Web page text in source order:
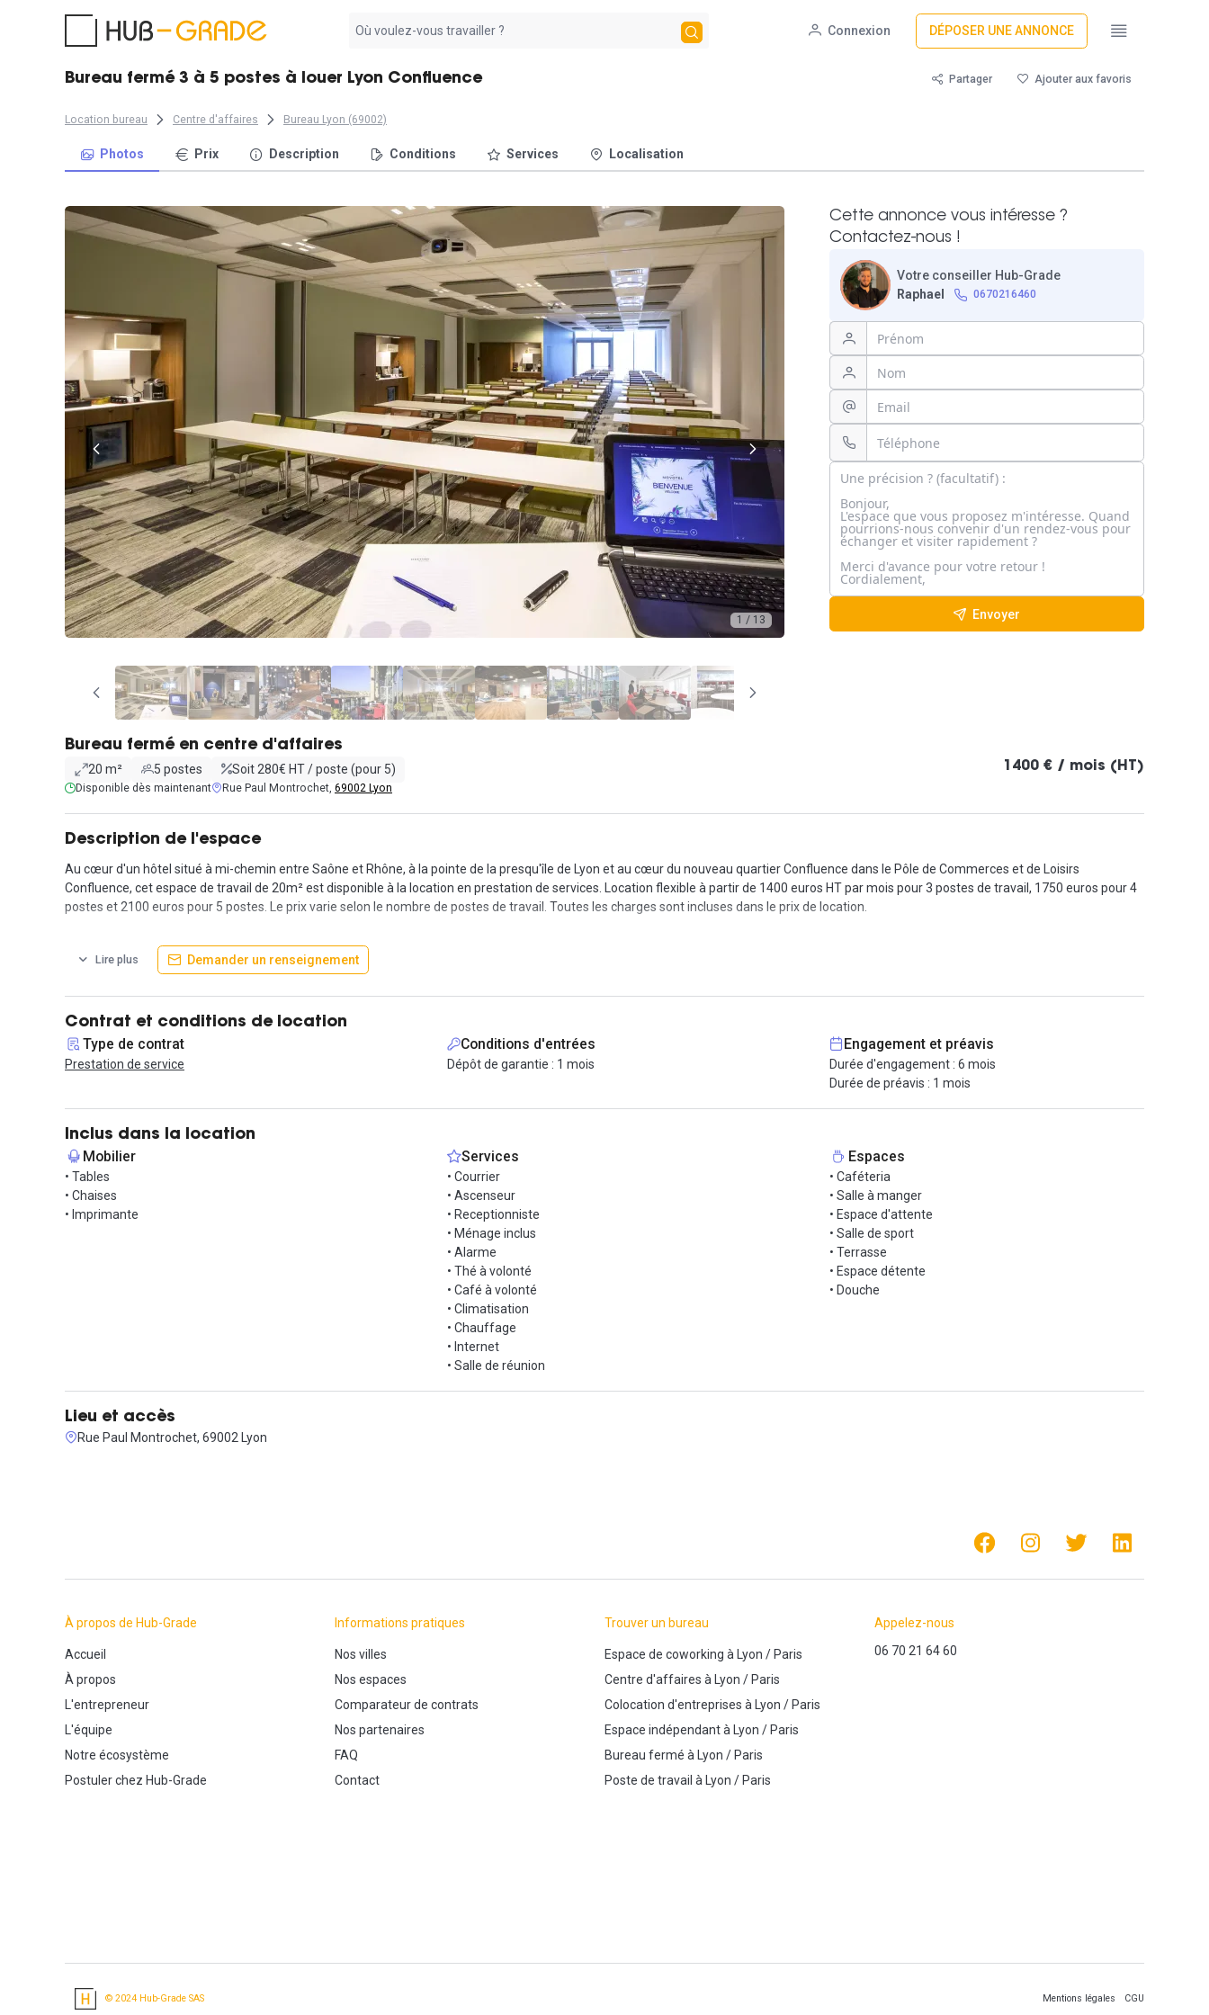
résultat
Connexion DÉPOSER UNE ANNONCE
Bureau fermé 3 à 5 postes à louer Lyon Confluence Partager Ajouter aux favoris
Location bureau Centre d'affaires Bureau Lyon (69002)
Photos Prix Description Conditions Services Localisation
1 / 13
Cette annonce vous intéresse ?
Contactez-nous !
Votre conseiller Hub-Grade
Raphael
0670216460
Envoyer
Bureau fermé en centre d'affaires
20 m² 5 postes Soit 280€ HT / poste (pour 5)
Disponible dès maintenant Rue Paul Montrochet, 69002 Lyon
1400 € / mois (HT)
Description de l'espace
Au cœur d'un hôtel situé à mi-chemin entre Saône et Rhône, à la pointe de la presqu'île de Lyon et au cœur du nouveau quartier Confluence dans le Pôle de Commerces et de Loisirs
Confluence, cet espace de travail de 20m² est disponible à la location en prestation de services. Location flexible à partir de 1400 euros HT par mois pour 3 postes de travail, 1750 euros pour 4
postes et 2100 euros pour 5 postes. Le prix varie selon le nombre de postes de travail. Toutes les charges sont incluses dans le prix de location.
Photo du bureau non contractuelle, utilisée à titre illustratif
10% sur l’offre de restauration & bar de l’hôtel
2 boissons chaudes offertes par journée de travail par personne
L'hôtel est situé au dernier étage du centre commercial et dispose d'une superbe terrasse surplombant la Saône. De nombreux services sont compris et accessibles : l'accès à un parking privé,
l'accès au restaurant de l'espace, l'accès à la salle de fitness, air conditionné et accès Wifi internet. Vous aurez aussi accès au bar lounge de l'espace et aux salles de réunion et de séminaires
Accessible aux personnes à mobilité réduite.
Facilement accessible par l'autoroute A6/A7 et se situe à seulement 250 mètres de la Gare SNCF Lyon-Perrache. Depuis la gare, les transports disponibles sont le tramway T1 vers l'Hôtel de
Région Montrochet, et de la Place Bellecour et le bus S1. En d'autres termes il n'est pas loin du centre-ville, et juste en face de son entrée, un vaporetto peut vous permettre de voguer sur la
Saône jusqu'au centre de la ville.
Lire plus Demander un renseignement
Contrat et conditions de location
Type de contrat
Prestation de service
Conditions d'entrées
Dépôt de garantie : 1 mois
Engagement et préavis
Durée d'engagement : 6 mois
Durée de préavis : 1 mois
Inclus dans la location
Mobilier
• Tables
• Chaises
• Imprimante
Services
• Courrier
• Ascenseur
• Receptionniste
• Ménage inclus
• Alarme
• Thé à volonté
• Café à volonté
• Climatisation
• Chauffage
• Internet
• Salle de réunion
Espaces
• Caféteria
• Salle à manger
• Espace d'attente
• Salle de sport
• Terrasse
• Espace détente
• Douche
Lieu et accès
Rue Paul Montrochet, 69002 Lyon
À propos de Hub-Grade
Accueil
À propos
L'entrepreneur
L'équipe
Notre écosystème
Postuler chez Hub-Grade
Informations pratiques
Nos villes
Nos espaces
Comparateur de contrats
Nos partenaires
FAQ
Contact
Trouver un bureau
Espace de coworking à Lyon /Paris
Centre d'affaires à Lyon /Paris
Colocation d'entreprises à Lyon /Paris
Espace indépendantà Lyon /Paris
Bureau fermé à Lyon /Paris
Poste de travail à Lyon /Paris
Appelez-nous
06 70 21 64 60
© 2024 Hub-Grade SAS Mentions légales CGU